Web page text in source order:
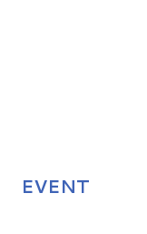
EVENT